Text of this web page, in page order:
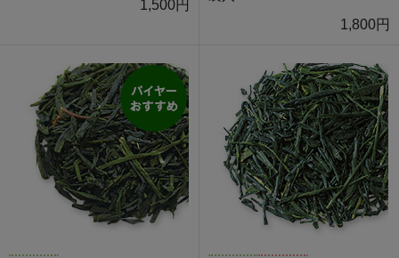
1,500円
1,800円